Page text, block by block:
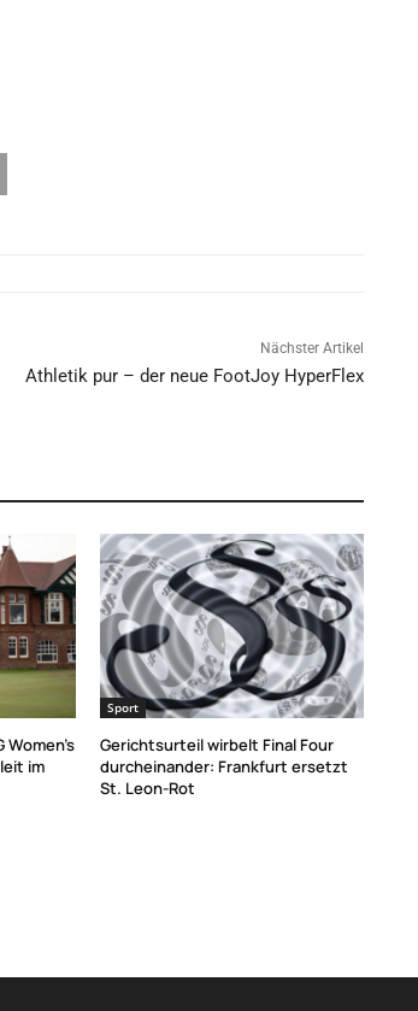
Nächster Artikel
Athletik pur – der neue FootJoy HyperFlex
im
Sport
Gerichtsurteil wirbelt Final Four
durcheinander: Frankfurt ersetzt
St. Leon-Rot